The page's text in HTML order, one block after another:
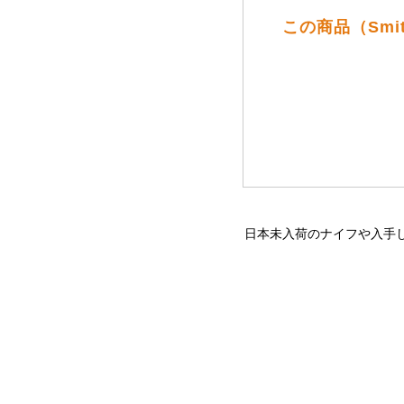
この商品（
日本未入荷のナイフや入手